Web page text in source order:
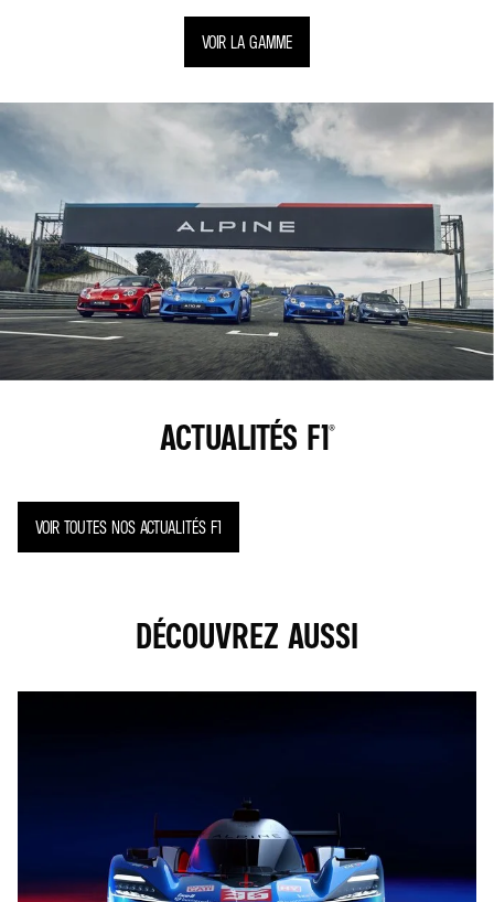
VOIR LA GAMME
ACTUALITÉS F1®
VOIR TOUTES NOS ACTUALITÉS F1
DÉCOUVREZ AUSSI